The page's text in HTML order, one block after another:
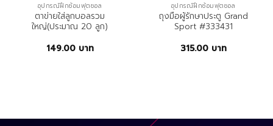
อุปกรณ์ฝึกซ้อมฟุตซอล
ตาข่ายใส่ลูกบอลรวม
ใหญ่(ประมาณ 20 ลูก)
149.00 บาท
อุปกรณ์ฝึกซ้อมฟุตซอล
ถุงมือผู้รักษาประตู Grand
Sport #333431
315.00 บาท